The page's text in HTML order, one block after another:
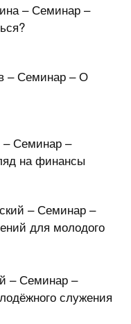
– Семинар –
– Семинар – О
– Семинар –
на финансы
– Семинар –
для молодого
– Семинар –
служения